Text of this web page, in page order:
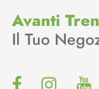
Avanti
Il Tuo